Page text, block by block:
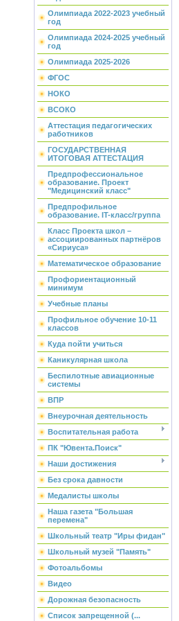
Олимпиада 2022-2023 учебный
год
Олимпиада 2024-2025 учебный
год
Олимпиада 2025-2026
ФГОС
НОКО
ВСОКО
Аттестация педагогических
работников
ГОСУДАРСТВЕННАЯ
ИТОГОВАЯ АТТЕСТАЦИЯ
Предпрофессиональное
образование. Проект
"Медицинский класс"
Предпрофильное
образование. IT-класс/группа
Класс Проекта школ –
ассоциированных партнёров
«Сириуса»
Математическое образование
Профориентационный
минимум
Учебные планы
Профильное обучение 10-11
классов
Куда пойти учиться
Каникулярная школа
Беспилотные авиационные
системы
ВПР
Внеурочная деятельность
Воспитательная работа
ПК "Ювента.Поиск"
Наши достижения
Без срока давности
Медалисты школы
Наша газета "Большая
перемена"
Школьный театр "Иры фидан"
Школьный музей "Память"
Фотоальбомы
Видео
Дорожная безопасность
Список запрещенной (...